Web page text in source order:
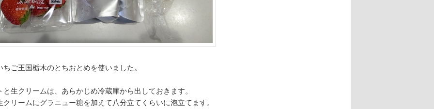
ご王国栃木のとちおとめを使いました。
と生クリームは、あらかじめ冷蔵庫から出しておきます。
クリームにグラニュー糖を加えて八分立てくらいに泡立てます。